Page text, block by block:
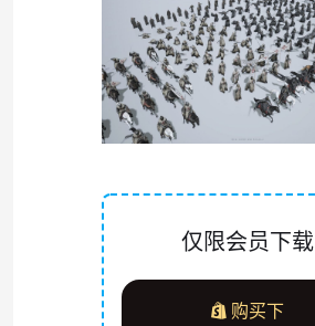
仅限会员下载
购买下